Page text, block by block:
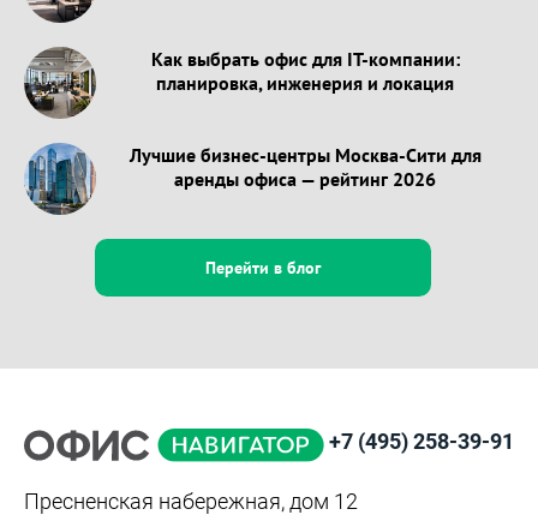
Как выбрать офис для IT-компании:
планировка, инженерия и локация
Лучшие бизнес-центры Москва-Сити для
аренды офиса — рейтинг 2026
Перейти в блог
+7 (495) 258-39-91
Пресненская набережная, дом 12